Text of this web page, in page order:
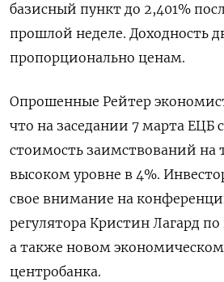
базисный пункт до 2,401%
прошлой неделе. Доходность
пропорционально ценам.
Опрошенные Рейтер
что на заседании 7 марта ЕЦБ
стоимость заимствований на
высоком уровне в 4%.
свое внимание на
регулятора Кристин Лагард
а также новом экономическом
центробанка.